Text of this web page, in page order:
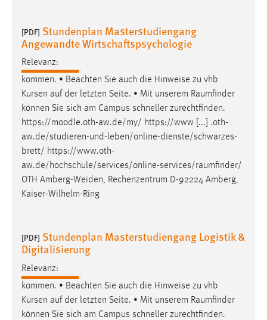
[PDF] Stundenplan Masterstudiengang
Angewandte Wirtschaftspsychologie
Relevanz:
kommen. • Beachten Sie auch die Hinweise zu vhb
Kursen auf der letzten Seite. • Mit unserem Raumfinder
können Sie sich am Campus schneller zurechtfinden.
https://moodle.oth-aw.de/my/ https://www [...] .oth-
aw.de/studieren-und-leben/online-dienste/schwarzes-
brett/ https://www.oth-
aw.de/hochschule/services/online-services/raumfinder/
OTH Amberg-Weiden, Rechenzentrum D-92224 Amberg,
Kaiser-Wilhelm-Ring
[PDF] Stundenplan Masterstudiengang Logistik &
Digitalisierung
Relevanz:
kommen. • Beachten Sie auch die Hinweise zu vhb
Kursen auf der letzten Seite. • Mit unserem Raumfinder
können Sie sich am Campus schneller zurechtfinden.
Zugriffsstatistik
Max. 13 Monate
MARKETING
Marketing Cookies werden von Drittanbietern
verwendet, um personalisierte Werbung anzuzeigen.
Sie tun dies, indem sie Besucher über Websites
hinweg verfolgen.
_gcl_au
Google Ireland Limited
Zweck:
Conversion-Tracking